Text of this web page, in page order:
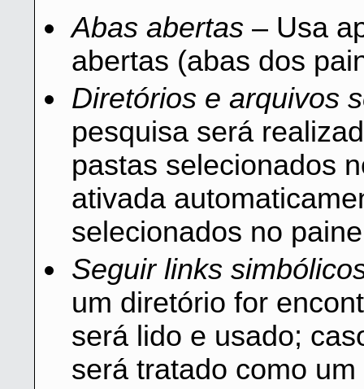
Abas abertas– Usa
abertas (abas dos
Diretórios e arquivos
pesquisa será
pastas selecionados
ativada
selecionados no
Seguir links
um diretório for
será lido e usado;
será tratado como